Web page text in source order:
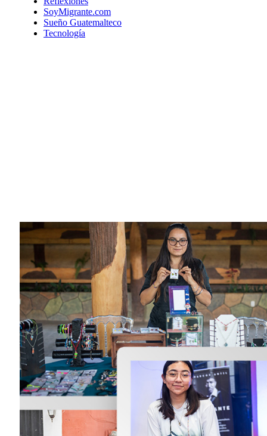
SoyMigrante.com
Sueño Guatemalteco
Tecnología